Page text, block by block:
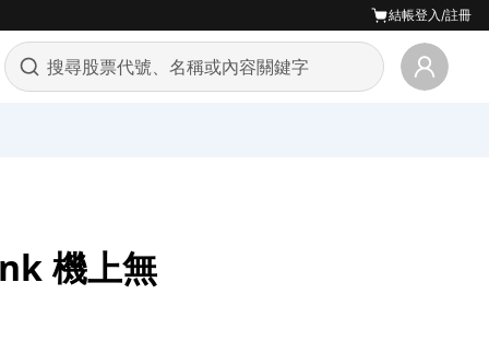
結帳登入/註冊
機上無